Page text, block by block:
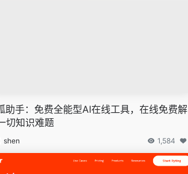
助手：免费全能型AI在线工具，在线免费解
切知识难题
shen 1,584